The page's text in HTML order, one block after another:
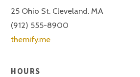
25 Ohio St. Cleveland. MA
(912) 555-8900
themify.me
HOURS